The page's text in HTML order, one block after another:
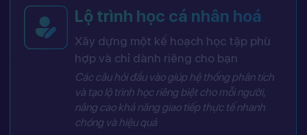
Lộ trình học cá nhân hoá
Xây dựng một kế hoạch học tập phù
hợp và chỉ dành riêng cho bạn
Các câu hỏi đầu vào giúp hệ thống phân tích
và tạo lộ trình học riêng biệt cho mỗi người,
nâng cao khả năng giao tiếp thực tế nhanh
chóng và hiệu quả